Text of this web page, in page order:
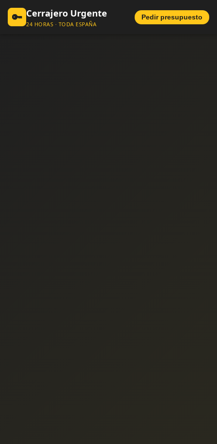
🔑 Cerrajero Urgente
24 HORAS · TODA ESPAÑA
Pedir presupuesto